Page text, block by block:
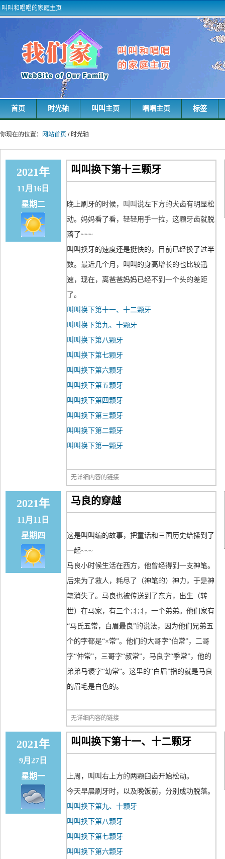
叫叫和唱唱的家庭主页
首页 时光轴 叫叫主页 唱唱主页 标签
你现在的位置： 网站首页 / 时光轴
2021年
11月16日
星期二
叫叫换下第十三颗牙
晚上刷牙的时候，叫叫说左下方的犬齿有明显松
动。妈妈看了看，轻轻用手一拉，这颗牙齿就脱
落了~~~
叫叫换牙的速度还是挺快的，目前已经换了过半
数。最近几个月，叫叫的身高增长的也比较迅
速，现在，离爸爸妈妈已经不到一个头的差距
了。
叫叫换下第十一、十二颗牙
叫叫换下第九、十颗牙
叫叫换下第八颗牙
叫叫换下第七颗牙
叫叫换下第六颗牙
叫叫换下第五颗牙
叫叫换下第四颗牙
叫叫换下第三颗牙
叫叫换下第二颗牙
叫叫换下第一颗牙
无详细内容的链接
2021年
11月11日
星期四
马良的穿越
这是叫叫编的故事，把童话和三国历史给揉到了
一起~~~
马良小时候生活在西方，他曾经得到一支神笔。
后来为了救人，耗尽了（神笔的）神力，于是神
笔消失了。马良也被传送到了东方，出生（转
世）在马家，有三个哥哥，一个弟弟。他们家有
“马氏五常，白眉最良”的说法，因为他们兄弟五
个的字都是“×常”。他们的大哥字“伯常”，二哥
字“仲常”，三哥字“叔常”，马良字“季常”，他的
弟弟马谡字“幼常”。这里的“白眉”指的就是马良
的眉毛是白色的。
无详细内容的链接
2021年
9月27日
星期一
叫叫换下第十一、十二颗牙
上周，叫叫右上方的两颗臼齿开始松动。
今天早晨刷牙时，以及晚饭前，分别成功脱落。
叫叫换下第九、十颗牙
叫叫换下第八颗牙
叫叫换下第七颗牙
叫叫换下第六颗牙